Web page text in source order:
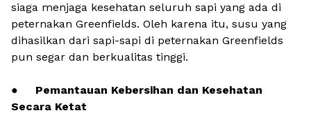
siaga menjaga kesehatan seluruh sapi yang ada di
peternakan Greenfields. Oleh karena itu, susu yang
dihasilkan dari sapi-sapi di peternakan Greenfields
pun segar dan berkualitas tinggi.
● Pemantauan Kebersihan dan Kesehatan
Secara Ketat